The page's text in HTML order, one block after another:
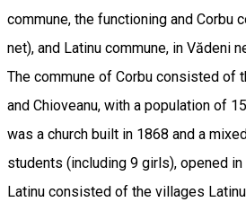
commune, the functioning and Corbu
net), and Latinu commune, in Vădeni
The commune of Corbu consisted of
and Chioveanu, with a population of
was a church built in 1868 and a
students (including 9 girls), opened
Latinu consisted of the villages